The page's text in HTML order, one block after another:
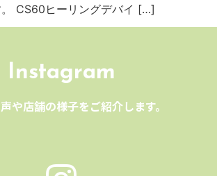
。 CS60ヒーリングデバイ […]
Instagram
や店舗の様子をご紹介します。